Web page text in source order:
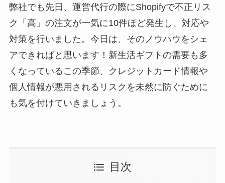
弊社でも先日、運営代行の際にShopifyで不正リス
ク「高」の注文が一気に10件ほど発生し、対応や
対策を行いました。今日は、そのノウハウをシェ
アできればと思います！新生活ギフトの需要も多
くなっているこの季節、クレジットカード情報や
個人情報が悪用されるリスクを未然に防ぐために
も気を付けていきましょう。
目次